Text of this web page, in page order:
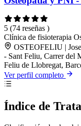
5 (74 reseñas )
Clínica de fisioterapia
OSTEOFELIU |
- Sant Feliu, Carrer del
Feliu de Llobregat,
Ver perfil completo
Índice de